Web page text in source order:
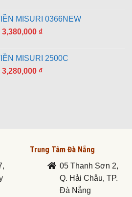
là:
8,790,000 ₫.là:
7,690,000 ₫.
MISURI 0366NEW
Giá
là:
3,870,000 ₫.
3,380,000 ₫Giá
là:
3,380,000 ₫.
MISURI 2500C
Giá
3,280,000 ₫Giá
Trung Tâm Đà Nẵng
05 Thanh Sơn 2,
Q. Hải Châu, TP.
Đà Nẵng